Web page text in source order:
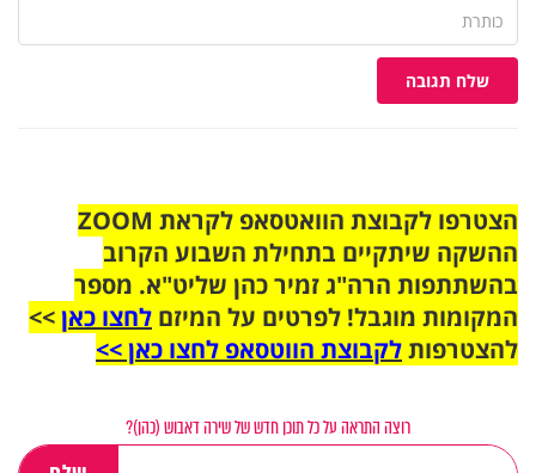
שלח תגובה
הצטרפו לקבוצת הוואטסאפ לקראת ZOOM
ההשקה שיתקיים בתחילת השבוע הקרוב
בהשתתפות הרה"ג זמיר כהן שליט"א. מספר
המקומות מוגבל! לפרטים על המיזם לחצו כאן>>
להצטרפותלקבוצת הווטסאפ לחצו כאן >>
רוצה התראה על כל תוכן חדש של שירה דאבוש (כהן)?